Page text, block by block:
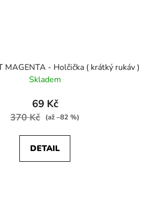
MAGENTA - Holčička ( krátký rukáv )
Skladem
69 Kč
370 Kč (až –82 %)
DETAIL